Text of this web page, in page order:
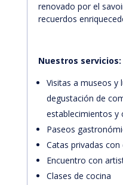
renovado por el
recuerdos
Nuestros servicios:
Visitas a museos y
degustación de
establecimientos y
Paseos
Catas privadas
Encuentro con
Clases de cocina